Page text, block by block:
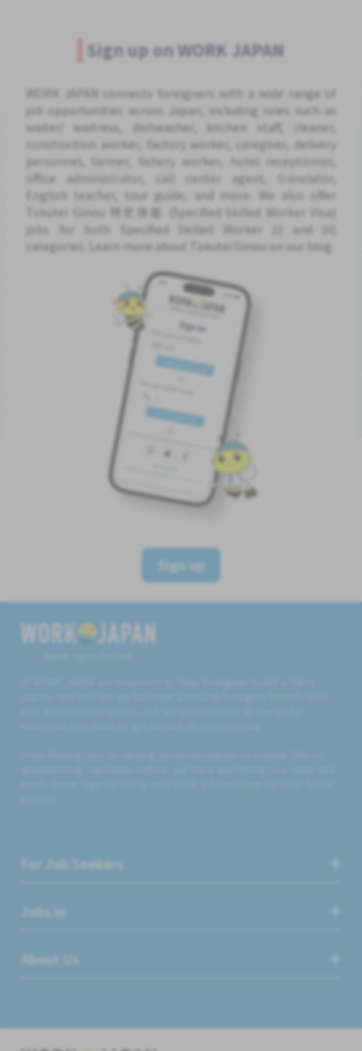
Sign up on WORK JAPAN
WORK JAPAN connects foreigners with a wide range of
job opportunities across Japan, including roles such as
waiter/ waitress, dishwasher, kitchen staff, cleaner,
construction worker, factory worker, caregiver, delivery
personnel, farmer, fishery worker, hotel receptionist,
office administrator, call center agent, translator,
English teacher, tour guide, and more. We also offer
Tokutei Ginou 特定技能 (Specified Skilled Worker Visa)
jobs for both Specified Skilled Worker (i) and (ii)
categories. Learn more about Tokutei Ginou on our blog.
Sign up
For Job Seekers
Jobs in
About Us